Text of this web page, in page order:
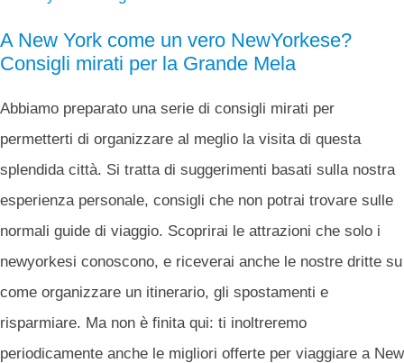
A New York come un vero NewYorkese?
Consigli mirati per la Grande Mela
Abbiamo preparato una serie di consigli mirati per
permetterti di organizzare al meglio la visita di questa
splendida città. Si tratta di suggerimenti basati sulla nostra
esperienza personale, consigli che non potrai trovare sulle
normali guide di viaggio. Scoprirai le attrazioni che solo i
newyorkesi conoscono, e riceverai anche le nostre dritte su
come organizzare un itinerario, gli spostamenti e
risparmiare. Ma non è finita qui: ti inoltreremo
periodicamente anche le migliori offerte per viaggiare a New